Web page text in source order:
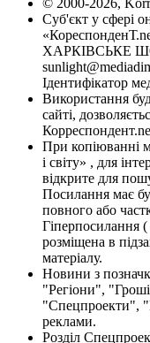
Суб'єкт у сфері
ХАРКІВСЬКЕ
Ідентифікатор
Використання
сайті,
При копіюванні
і світу» , для
відкрите для
Посилання має
повного або
Гіперпосилання
розміщена в
матеріалу.
Новини з
"Регіони",
"Спецпроекти",
реклами.
Розділ